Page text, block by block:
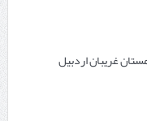
غریبان اردبیل